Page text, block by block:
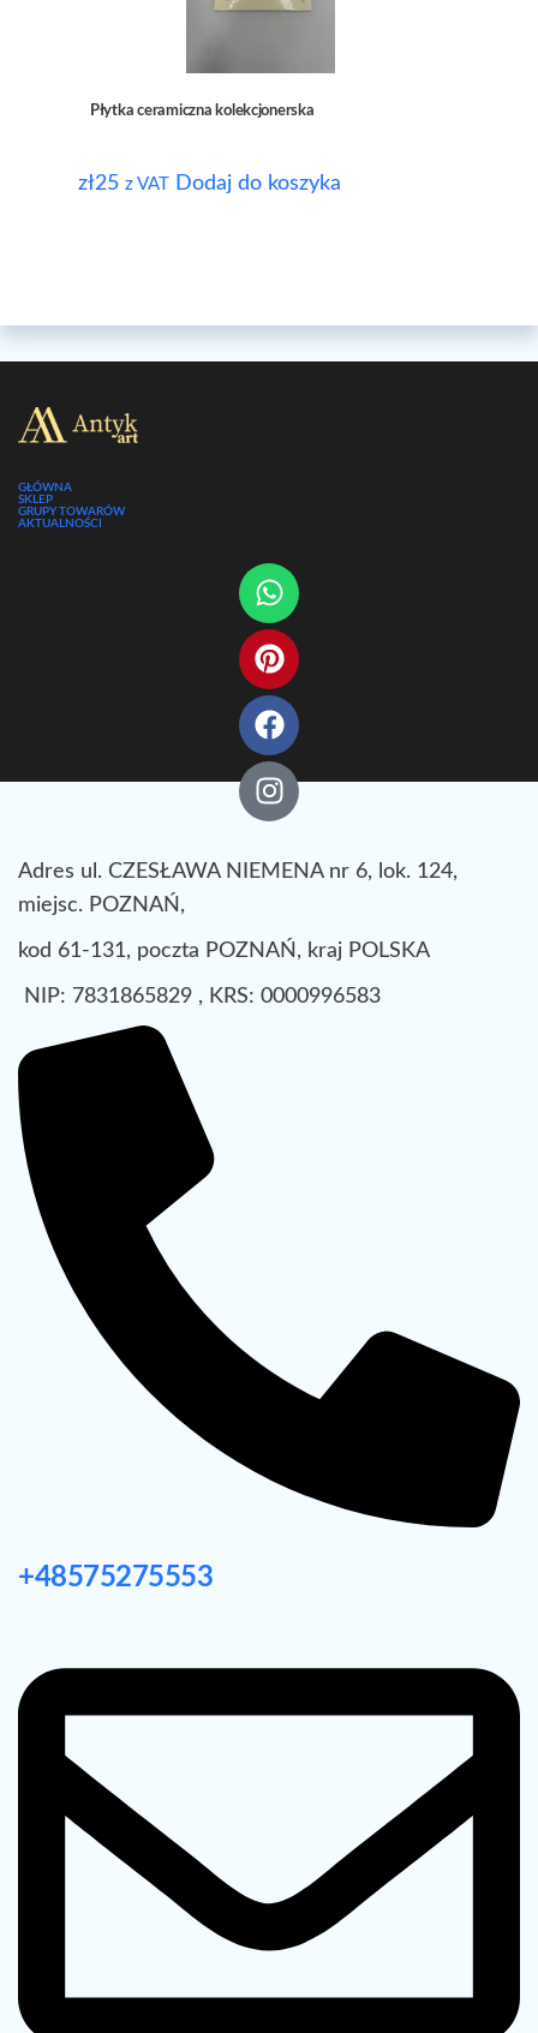
Płytka ceramiczna kolekcjonerska
zł25 z VAT Dodaj do koszyka
GŁÓWNA
SKLEP
GRUPY TOWARÓW
AKTUALNOŚCI
Adres ul. CZESŁAWA NIEMENA nr 6, lok. 124,
miejsc. POZNAŃ,
kod 61-131, poczta POZNAŃ, kraj POLSKA
NIP: 7831865829 , KRS: 0000996583
+48575275553